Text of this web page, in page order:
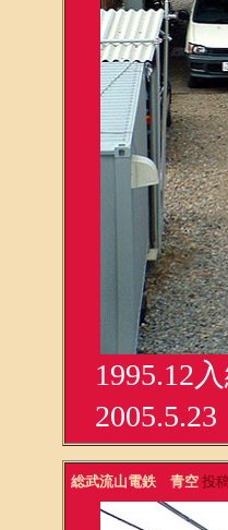
1995.12
総武流山電鉄 青空投